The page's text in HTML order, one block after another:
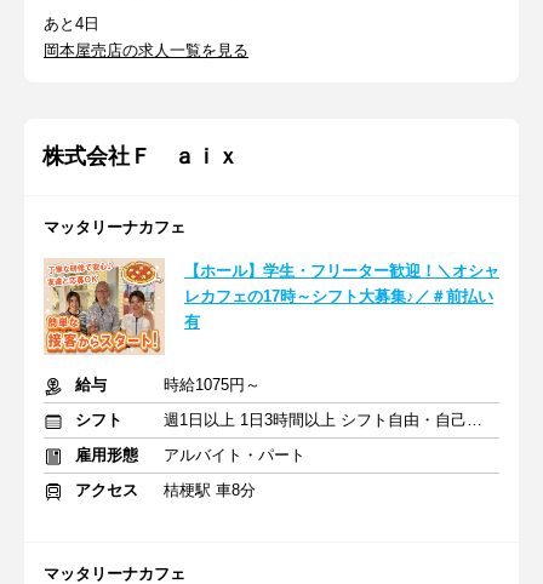
あと4日
岡本屋売店の求人一覧を見る
株式会社Ｆ ａｉｘ
マッタリーナカフェ
【ホール】学生・フリーター歓迎！＼オシャ
レカフェの17時～シフト大募集♪／＃前払い
有
給与
時給1075円～
シフト
週1日以上 1日3時間以上 シフト自由・自己申告
雇用形態
アルバイト・パート
アクセス
桔梗駅 車8分
マッタリーナカフェ